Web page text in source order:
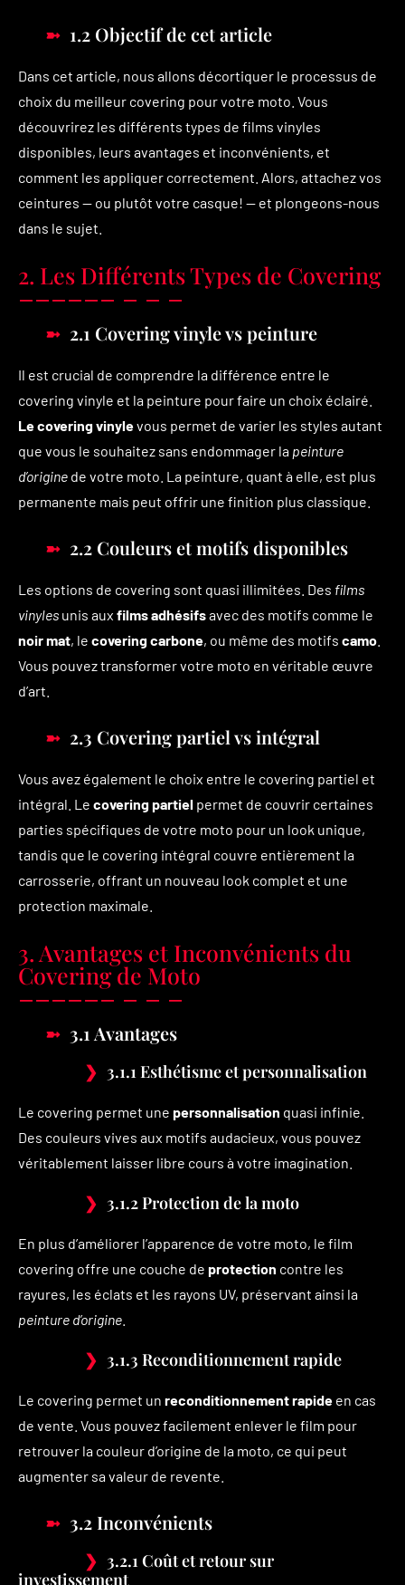
1.2 Objectif de cet article
Dans cet article, nous allons décortiquer le processus de
choix du meilleur covering pour votre moto. Vous
découvrirez les différents types de films vinyles
disponibles, leurs avantages et inconvénients, et
comment les appliquer correctement. Alors, attachez vos
ceintures — ou plutôt votre casque! — et plongeons-nous
dans le sujet.
2. Les Différents Types de Covering
2.1 Covering vinyle vs peinture
Il est crucial de comprendre la différence entre le
covering vinyle et la peinture pour faire un choix éclairé.
Le covering vinylevous permet de varier les styles autant
que vous le souhaitez sans endommager la peinture
d’origine de votre moto. La peinture, quant à elle, est plus
permanente mais peut offrir une finition plus classique.
2.2 Couleurs et motifs disponibles
Les options de covering sont quasi illimitées. Des films
vinyles unis aux films adhésifsavec des motifs comme le
noir mat, le covering carbone, ou même des motifs camo
Vous pouvez transformer votre moto en véritable œuvre
d’art.
2.3 Covering partiel vs intégral
Vous avez également le choix entre le covering partiel et
intégral. Le covering partiel permet de couvrir certaines
parties spécifiques de votre moto pour un look unique,
tandis que le covering intégral couvre entièrement la
carrosserie, offrant un nouveau look complet et une
protection maximale.
3. Avantages et Inconvénients du
Covering de Moto
3.1 Avantages
3.1.1 Esthétisme et personnalisation
Le covering permet une personnalisation quasi infinie.
Des couleurs vives aux motifs audacieux, vous pouvez
véritablement laisser libre cours à votre imagination.
3.1.2 Protection de la moto
En plus d’améliorer l’apparence de votre moto, le film
covering offre une couche de protection contre les
rayures, les éclats et les rayons UV, préservant ainsi la
peinture d’origine
3.1.3 Reconditionnement rapide
Le covering permet un reconditionnement rapide en cas
de vente. Vous pouvez facilement enlever le film pour
retrouver la couleur d’origine de la moto, ce qui peut
augmenter sa valeur de revente.
3.2 Inconvénients
3.2.1 Coût et retour sur
investissement